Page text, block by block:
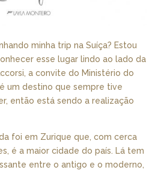
minha trip na Suíça? Estou
esse lugar lindo ao lado da
a convite do Ministério do
um destino que sempre tive
então está sendo a realização
foi em Zurique que, com cerca
é a maior cidade do país. Lá tem
entre o antigo e o moderno,